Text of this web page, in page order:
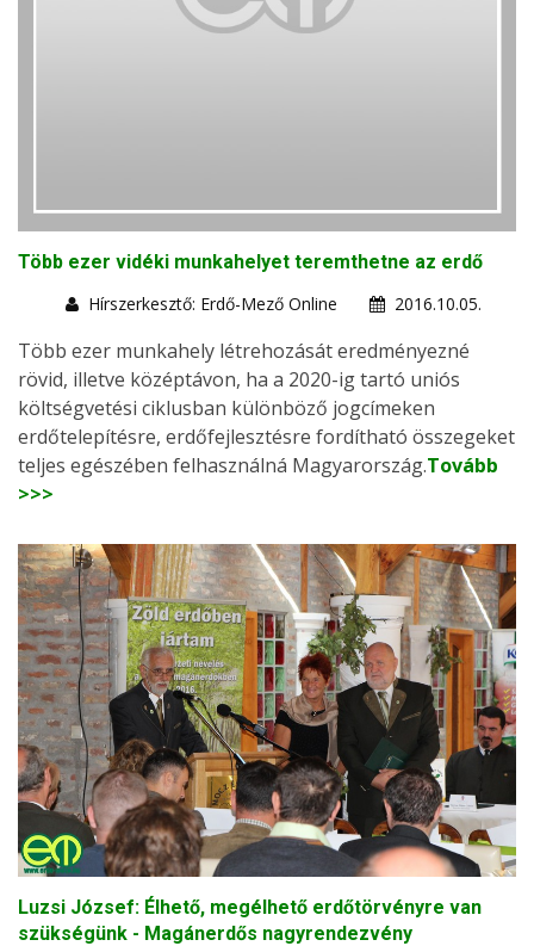
Több ezer vidéki munkahelyet teremthetne az erdő
Hírszerkesztő: Erdő-Mező Online
2016.10.05.
Több ezer munkahely létrehozását eredményezné
rövid, illetve középtávon, ha a 2020-ig tartó uniós
költségvetési ciklusban különböző jogcímeken
erdőtelepítésre, erdőfejlesztésre fordítható összegeket
teljes egészében felhasználná Magyarország.Tovább
>>>
Luzsi József: Élhető, megélhető erdőtörvényre van
szükségünk - Magánerdős nagyrendezvény